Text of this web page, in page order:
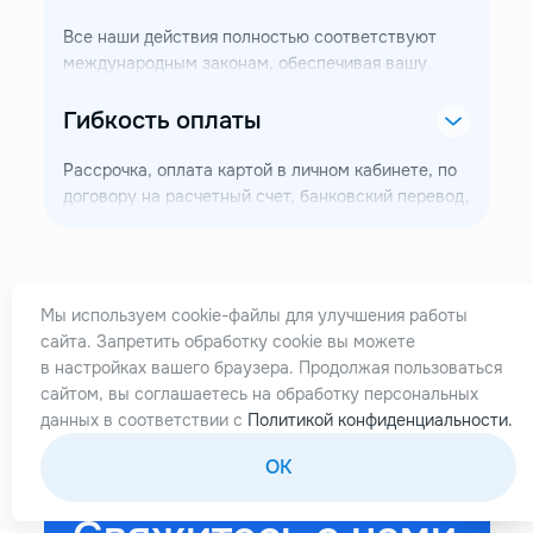
Все наши действия полностью соответствуют
международным законам, обеспечивая вашу
либо сомнительные схемы.
Гибкость оплаты
Рассрочка, оплата картой в личном кабинете, по
договору на расчетный счет, банковский перевод,
Остались
вопросы?
Мы используем cookie-файлы для улучшения работы
сайта. Запретить обработку cookie вы можете
в настройках вашего браузера. Продолжая пользоваться
сайтом, вы соглашаетесь на обработку персональных
данных в соответствии с Политикой конфиденциальности.
OK